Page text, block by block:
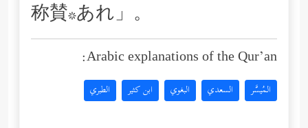
称賛*あれ」。
Arabic explanations of the Qur’an:
المُيسَّر السعدي البغوي ابن كثير الطبري